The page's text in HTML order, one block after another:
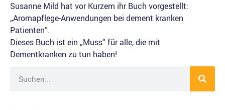
Susanne Mild hat vor Kurzem ihr Buch vorgestellt:
„Aromapflege-Anwendungen bei dement kranken
Patienten“.
Dieses Buch ist ein „Muss“ für alle, die mit
Dementkranken zu tun haben!